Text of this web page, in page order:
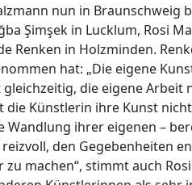
nun in Braunschweig
Şimşek in Lucklum, Rosi
Renken in Holzminden.
hat: „Die eigene
die eigene Arbeit
Künstlerin ihre Kunst
ihrer eigenen –
den Gegebenheiten
machen“, stimmt auch